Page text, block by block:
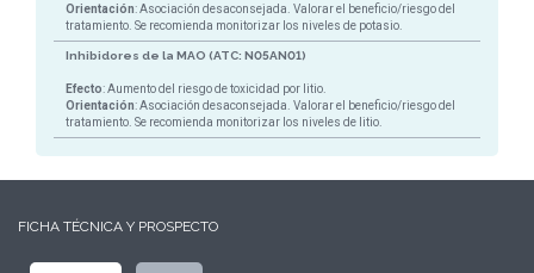
Orientación: Asociación desaconsejada. Valorar el beneficio/riesgo del
tratamiento. Se recomienda monitorizar los niveles de potasio.
Inhibidores de la MAO (ATC: N05AN01)
Efecto: Aumento del riesgo de toxicidad por litio.
Orientación: Asociación desaconsejada. Valorar el beneficio/riesgo del
tratamiento. Se recomienda monitorizar los niveles de litio.
FICHA TÉCNICA Y PROSPECTO